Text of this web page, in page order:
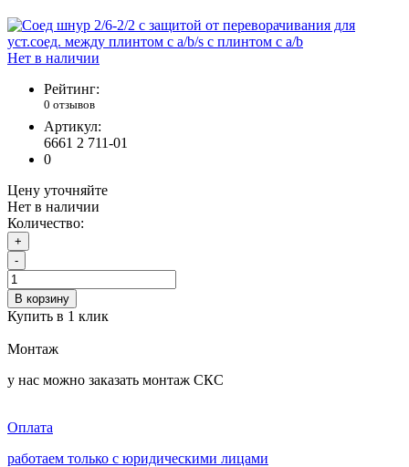
Нет в наличии
Рейтинг:
0 отзывов
Артикул:
6661 2 711-01
0
Цену уточняйте
Нет в наличии
Количество:
+
-
В корзину
Купить в 1 клик
Монтаж
у нас можно заказать монтаж СКС
Оплата
работаем только с юридическими лицами